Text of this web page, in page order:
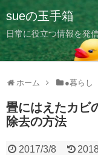
sueの玉手箱
日常に役立つ情報を発
ホーム ●暮らし
畳にはえたカビ
除去の方法
2017/3/8